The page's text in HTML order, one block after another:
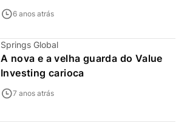
6 anos atrás
Springs Global
A nova e a velha guarda do Value
Investing carioca
7 anos atrás